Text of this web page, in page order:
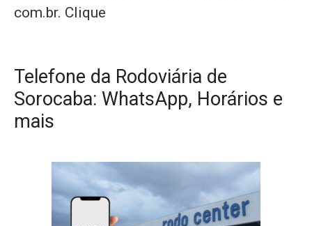
com.br. Clique
Telefone da Rodoviária de
Sorocaba: WhatsApp, Horários e
mais